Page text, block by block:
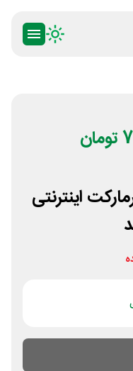
اینترنتی